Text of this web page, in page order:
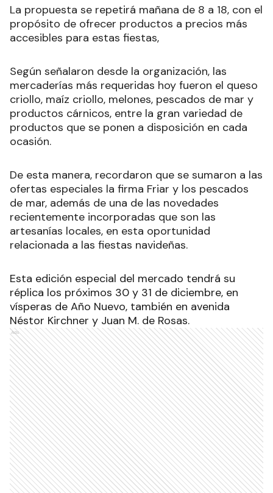
La propuesta se repetirá mañana de 8 a 18, con el
propósito de ofrecer productos a precios más
accesibles para estas fiestas,
Según señalaron desde la organización, las
mercaderías más requeridas hoy fueron el queso
criollo, maíz criollo, melones, pescados de mar y
productos cárnicos, entre la gran variedad de
productos que se ponen a disposición en cada
ocasión.
De esta manera, recordaron que se sumaron a las
ofertas especiales la firma Friar y los pescados
de mar, además de una de las novedades
recientemente incorporadas que son las
artesanías locales, en esta oportunidad
relacionada a las fiestas navideñas.
Esta edición especial del mercado tendrá su
réplica los próximos 30 y 31 de diciembre, en
vísperas de Año Nuevo, también en avenida
Néstor Kirchner y Juan M. de Rosas.
Ads